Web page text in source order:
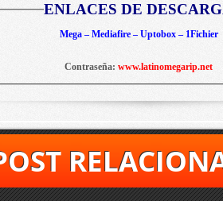
ENLACES DE
Mega – Mediafire – Uptobox – 1Fichier
Contraseña: www.latinomegarip.net